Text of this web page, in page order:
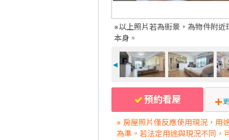
※以上照片若為街景，為物件附近
本身。
◄
預約看屋
※ 房屋照片僅反應使用現況，用
為準。若法定用途與現況不同，